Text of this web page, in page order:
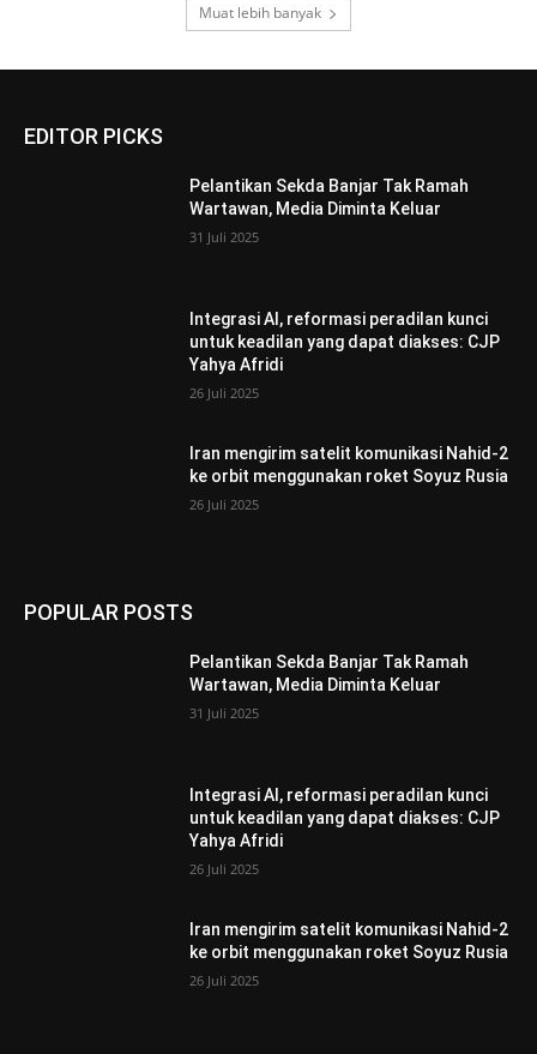
Muat lebih banyak
EDITOR PICKS
Pelantikan Sekda Banjar Tak Ramah
Wartawan, Media Diminta Keluar
31 Juli 2025
Integrasi AI, reformasi peradilan kunci
untuk keadilan yang dapat diakses: CJP
Yahya Afridi
26 Juli 2025
Iran mengirim satelit komunikasi Nahid-2
ke orbit menggunakan roket Soyuz Rusia
26 Juli 2025
POPULAR POSTS
Pelantikan Sekda Banjar Tak Ramah
Wartawan, Media Diminta Keluar
31 Juli 2025
Integrasi AI, reformasi peradilan kunci
untuk keadilan yang dapat diakses: CJP
Yahya Afridi
26 Juli 2025
Iran mengirim satelit komunikasi Nahid-2
ke orbit menggunakan roket Soyuz Rusia
26 Juli 2025